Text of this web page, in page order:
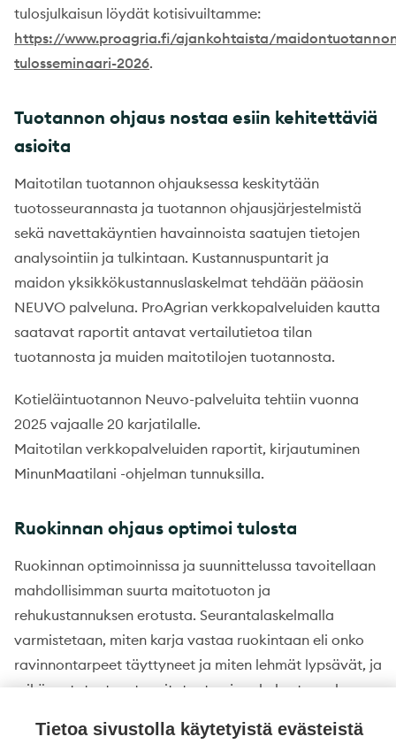
tulosjulkaisun löydät kotisivuiltamme:
https://www.proagria.fi/ajankohtaista/
tulosseminaari-2026.
Tuotannon ohjaus nostaa esiin kehitettäviä
asioita
Maitotilan tuotannon ohjauksessa keskitytään
tuotosseurannasta ja tuotannon ohjausjärjestelmistä
sekä navettakäyntien havainnoista saatujen tietojen
analysointiin ja tulkintaan. Kustannuspuntarit ja
maidon yksikkökustannuslaskelmat tehdään pääosin
NEUVO palveluna. ProAgrian verkkopalveluiden kautta
saatavat raportit antavat vertailutietoa tilan
tuotannosta ja muiden maitotilojen tuotannosta.
Kotieläintuotannon Neuvo-palveluita tehtiin vuonna
2025 vajaalle 20 karjatilalle.
Maitotilan verkkopalveluiden raportit, kirjautuminen
MinunMaatilani -ohjelman tunnuksilla.
Ruokinnan ohjaus optimoi tulosta
Ruokinnan optimoinnissa ja suunnittelussa tavoitellaan
mahdollisimman suurta maitotuoton ja
rehukustannuksen erotusta. Seurantalaskelmalla
varmistetaan, miten karja vastaa ruokintaan eli onko
ravinnontarpeet täyttyneet ja miten lehmät lypsävät, ja
mikä on toteutunut maitotuoton ja rehukustannuksen
seurantaa, analysointia ja ongelmien ratkaisua tehtiin
Tietoa sivustolla käytetyistä evästeistä